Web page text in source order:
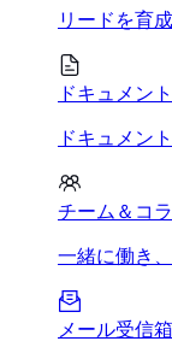
リードを育
ドキュメン
ドキュメン
チーム＆コ
一緒に働き
メール受信箱